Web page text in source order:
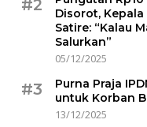
#2
Disorot,
Satire: “Kalau
Salurkan”
05/12/2025
#3
Purna Praja
untuk Korban
13/12/2025